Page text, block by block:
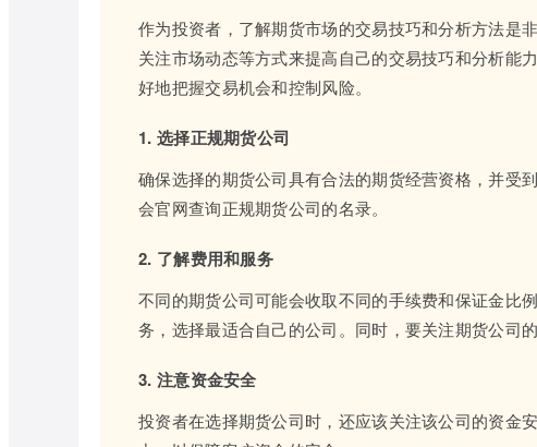
作为投资者，了解期货市场的交易技巧和分析方法是
关注市场动态等方式来提高自己的交易技巧和分析能
好地把握交易机会和控制风险。
1. 选择正规期货公司
确保选择的期货公司具有合法的期货经营资格，并受
会官网查询正规期货公司的名录。
2. 了解费用和服务
不同的期货公司可能会收取不同的手续费和保证金比
务，选择最适合自己的公司。同时，要关注期货公司
3. 注意资金安全
投资者在选择期货公司时，还应该关注该公司的资金